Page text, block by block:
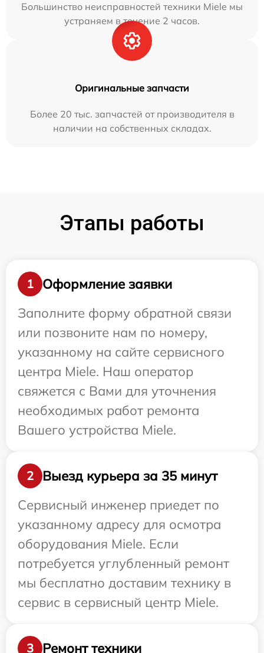
Большинство неисправностей техники Miele мы
устраняем в течение 2 часов.
Оригинальные запчасти
Более 20 тыс. запчастей от производителя в
наличии на собственных складах.
Этапы работы
1
Оформление заявки
Заполните форму обратной связи
или позвоните нам по номеру,
указанному на сайте сервисного
центра Miele. Наш оператор
свяжется с Вами для уточнения
необходимых работ ремонта
Вашего устройства Miele.
2
Выезд курьера за 35 минут
Сервисный инженер приедет по
указанному адресу для осмотра
оборудования Miele. Если
потребуется углубленный ремонт
мы бесплатно доставим технику в
сервис в сервисный центр Miele.
3 Ремонт техники